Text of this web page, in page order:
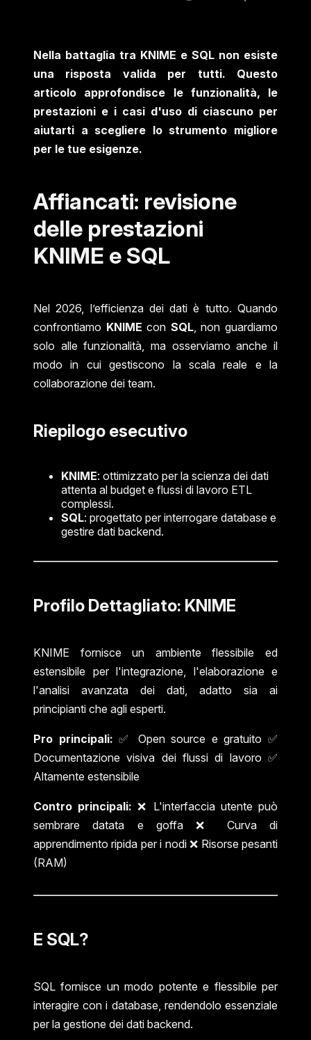
Nella battaglia tra KNIME e SQL non esiste
una risposta valida per tutti. Questo
articolo approfondisce le funzionalità, le
prestazioni e i casi d'uso di ciascuno per
aiutarti a scegliere lo strumento migliore
per le tue esigenze.
Affiancati: revisione
delle prestazioni
KNIME e SQL
Nel 2026, l’efficienza dei dati è tutto. Quando
confrontiamo KNIME con SQL, non guardiamo
solo alle funzionalità, ma osserviamo anche il
modo in cui gestiscono la scala reale e la
collaborazione dei team.
Riepilogo esecutivo
KNIME: ottimizzato per la scienza dei dati
attenta al budget e flussi di lavoro ETL
complessi.
SQL: progettato per interrogare database e
gestire dati backend.
Profilo Dettagliato: KNIME
KNIME fornisce un ambiente flessibile ed
estensibile per l'integrazione, l'elaborazione e
l'analisi avanzata dei dati, adatto sia ai
principianti che agli esperti.
Pro principali: ✅ Open source e gratuito ✅
Documentazione visiva dei flussi di lavoro ✅
Altamente estensibile
Contro principali: ❌ L'interfaccia utente può
sembrare datata e goffa ❌ Curva di
apprendimento ripida per i nodi ❌ Risorse pesanti
(RAM)
E SQL?
SQL fornisce un modo potente e flessibile per
interagire con i database, rendendolo essenziale
per la gestione dei dati backend.